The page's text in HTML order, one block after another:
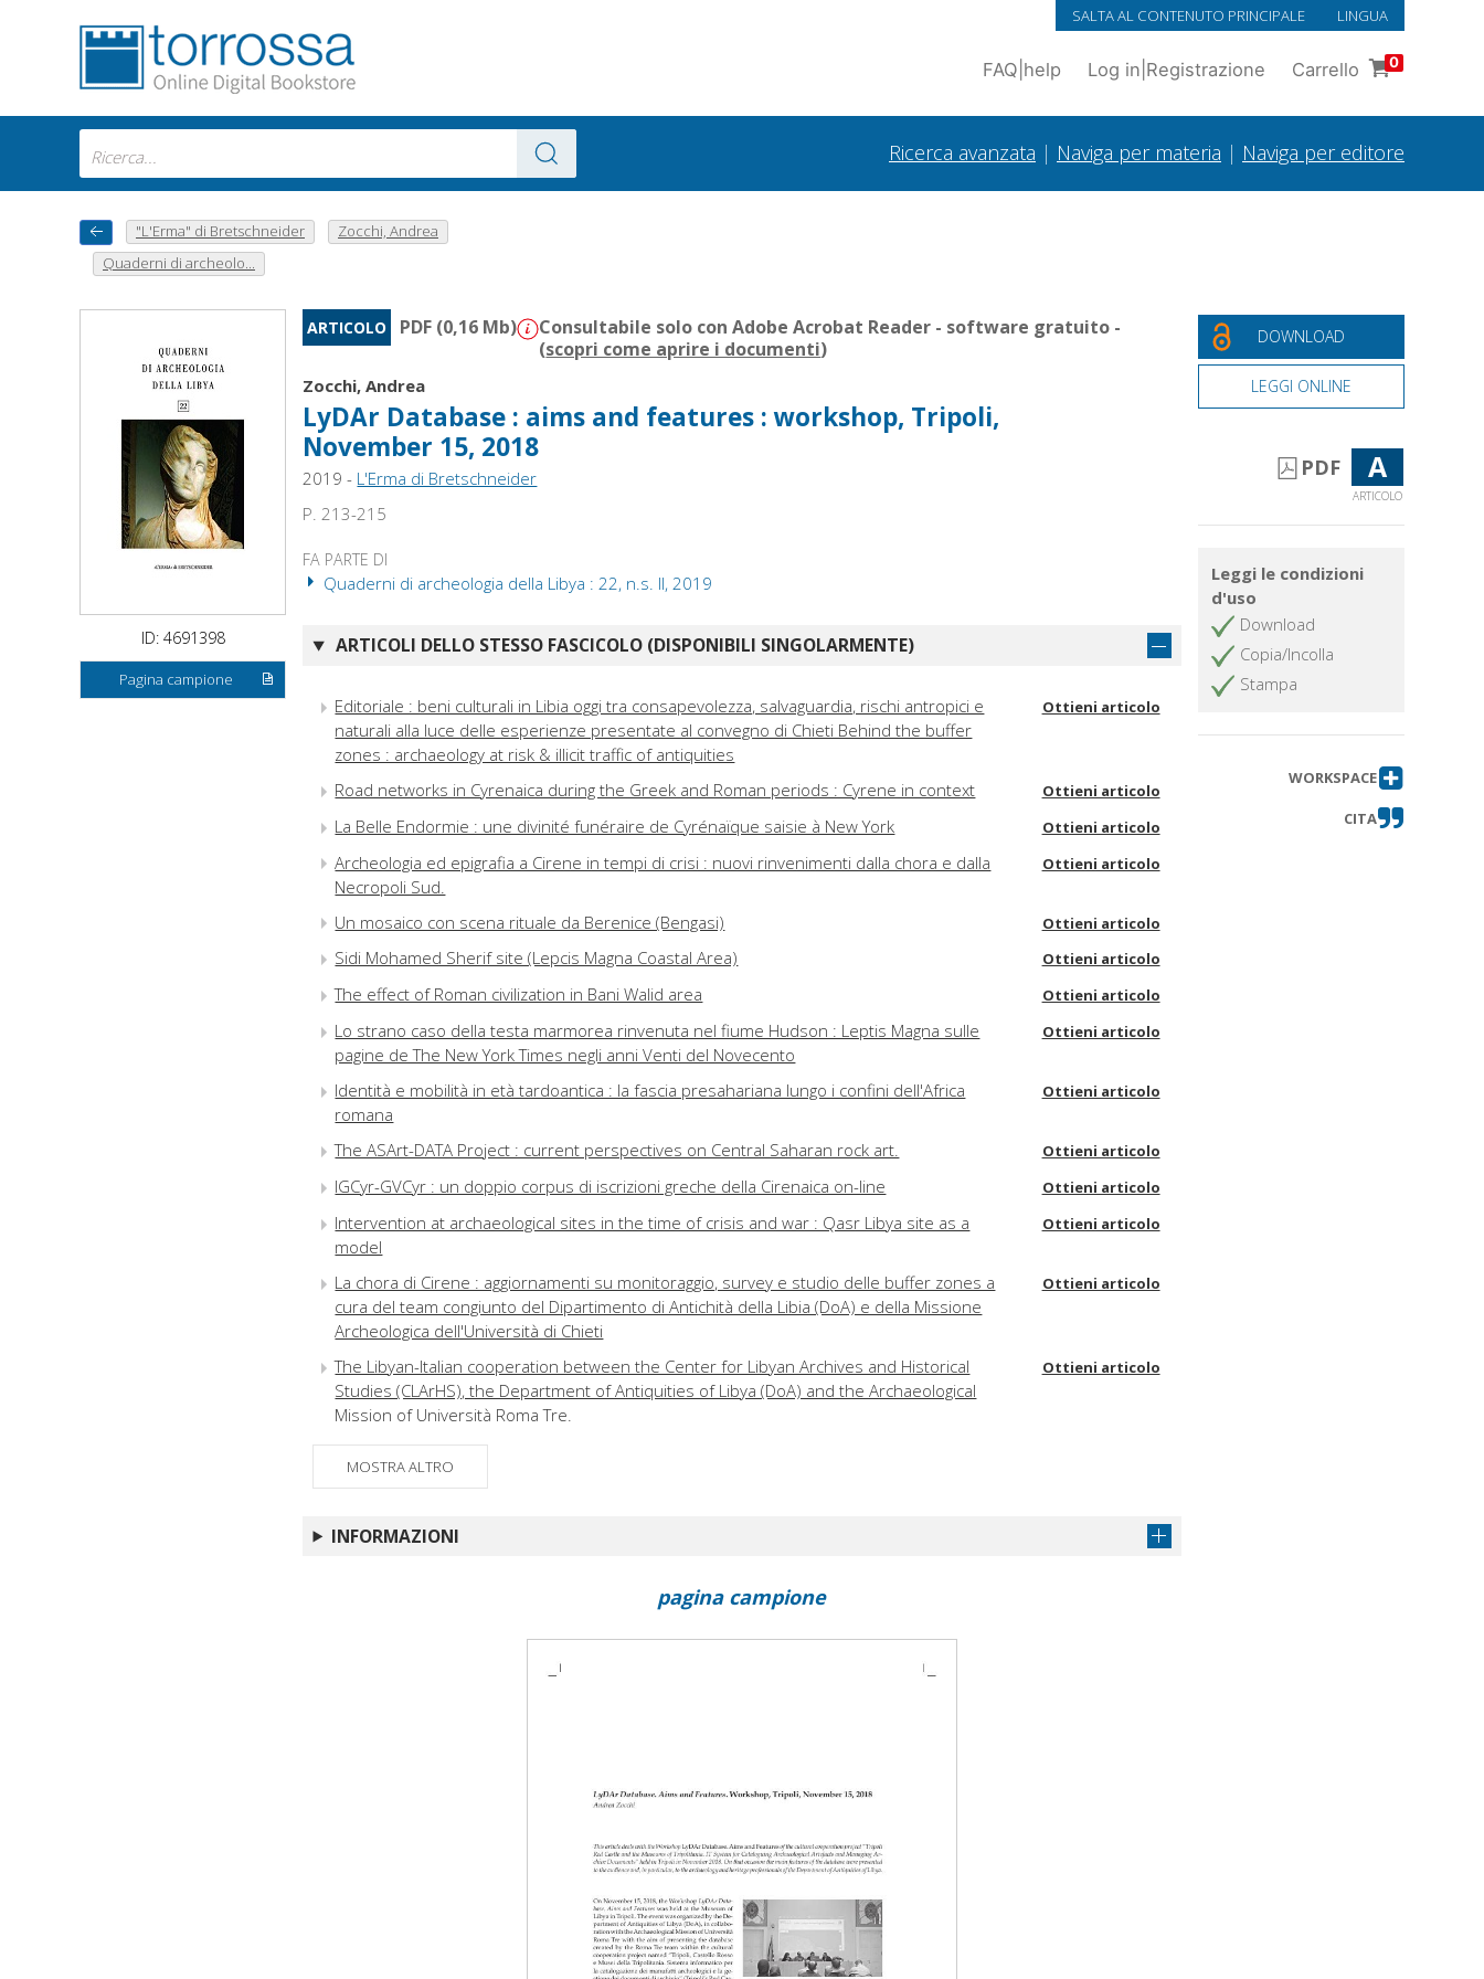
SALTA AL CONTENUTO PRINCIPALE LINGUA
FAQ help Log in Registrazione Carrello 0
Ricerca avanzata | Naviga per materia | Naviga per editore
"L'Erma" di Bretschneider
Zocchi, Andrea
Quaderni di archeolo...
ID: 4691398
Pagina campione
ARTICOLO PDF (0,16 Mb)
Consultabile solo con Adobe Acrobat Reader - software gratuito -
(scopri come aprire i documenti)
Zocchi, Andrea
LyDAr Database : aims and features : workshop, Tripoli,
November 15, 2018
2019 - L'Erma di Bretschneider
P. 213-215
FA PARTE DI
Quaderni di archeologia della Libya : 22, n.s. II, 2019
ARTICOLI DELLO STESSO FASCICOLO (DISPONIBILI SINGOLARMENTE)
Editoriale : beni culturali in Libia oggi tra consapevolezza, salvaguardia, rischi antropici e
naturali alla luce delle esperienze presentate al convegno di Chieti Behind the buffer
zones : archaeology at risk & illicit traffic of antiquities
Ottieni articolo
Road networks in Cyrenaica during the Greek and Roman periods : Cyrene in context Ottieni articolo
La Belle Endormie : une divinité funéraire de Cyrénaïque saisie à New York Ottieni articolo
Archeologia ed epigrafia a Cirene in tempi di crisi : nuovi rinvenimenti dalla chora e dalla
Necropoli Sud.
Ottieni articolo
Un mosaico con scena rituale da Berenice (Bengasi) Ottieni articolo
Sidi Mohamed Sherif site (Lepcis Magna Coastal Area) Ottieni articolo
The effect of Roman civilization in Bani Walid area Ottieni articolo
Lo strano caso della testa marmorea rinvenuta nel fiume Hudson : Leptis Magna sulle
pagine de The New York Times negli anni Venti del Novecento
Ottieni articolo
Identità e mobilità in età tardoantica : la fascia presahariana lungo i confini dell'Africa
romana
Ottieni articolo
The ASArt-DATA Project : current perspectives on Central Saharan rock art. Ottieni articolo
IGCyr-GVCyr : un doppio corpus di iscrizioni greche della Cirenaica on-line Ottieni articolo
Intervention at archaeological sites in the time of crisis and war : Qasr Libya site as a
model
Ottieni articolo
La chora di Cirene : aggiornamenti su monitoraggio, survey e studio delle buffer zones a
cura del team congiunto del Dipartimento di Antichità della Libia (DoA) e della Missione
Archeologica dell'Università di Chieti
Ottieni articolo
The Libyan-Italian cooperation between the Center for Libyan Archives and Historical
Studies (CLArHS), the Department of Antiquities of Libya (DoA) and the Archaeological
Mission of Università Roma Tre.
Ottieni articolo
Gastone Buttarini (1949-2019) : mezzo secolo di restauri in Libia
L'attività dell'Istituto Centrale per il Restauro (ICR) in Libia : conservazione e formazione
beyond
Ottieni articolo
Cairo-Alexandria, December 7-9, 2017; Cairo, December 5-8, 2018
LyDAr Database : aims and features : workshop, Tripoli, November 15, 2018
MOSTRA ALTRO
INFORMAZIONI
DOWNLOAD
LEGGI ONLINE
PDF A
ARTICOLO
Leggi le condizioni
d'uso
Download
Copia/Incolla
Stampa
WORKSPACE
CITA
pagina campione